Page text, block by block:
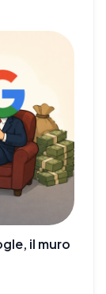
il muro